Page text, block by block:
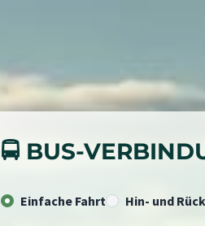
🚍 BUS-
Einfache Fahrt Hin- und